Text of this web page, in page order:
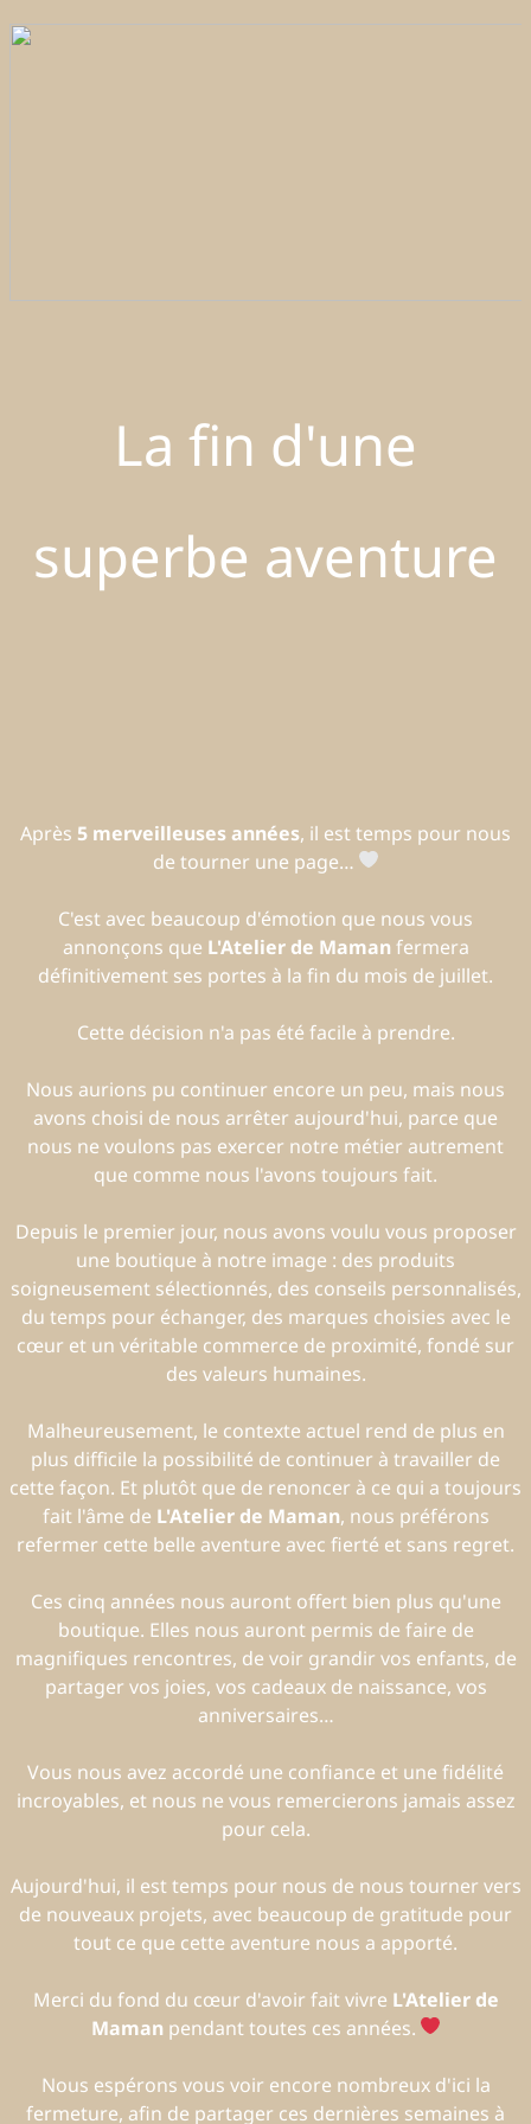
La fin d'une
superbe aventure
Après 5 merveilleuses années, il est temps pour nous
de tourner une page…
C'est avec beaucoup d'émotion que nous vous
annonçons que L'Atelier de Maman fermera
définitivement ses portes à la fin du mois de juillet.
Cette décision n'a pas été facile à prendre.
Nous aurions pu continuer encore un peu, mais nous
avons choisi de nous arrêter aujourd'hui, parce que
nous ne voulons pas exercer notre métier autrement
que comme nous l'avons toujours fait.
Depuis le premier jour, nous avons voulu vous proposer
une boutique à notre image : des produits
soigneusement sélectionnés, des conseils personnalisés,
du temps pour échanger, des marques choisies avec le
cœur et un véritable commerce de proximité, fondé sur
des valeurs humaines.
Malheureusement, le contexte actuel rend de plus en
plus difficile la possibilité de continuer à travailler de
cette façon. Et plutôt que de renoncer à ce qui a toujours
fait l'âme de L'Atelier de Maman, nous préférons
refermer cette belle aventure avec fierté et sans regret.
Ces cinq années nous auront offert bien plus qu'une
boutique. Elles nous auront permis de faire de
magnifiques rencontres, de voir grandir vos enfants, de
partager vos joies, vos cadeaux de naissance, vos
anniversaires…
Vous nous avez accordé une confiance et une fidélité
incroyables, et nous ne vous remercierons jamais assez
pour cela.
Aujourd'hui, il est temps pour nous de nous tourner vers
de nouveaux projets, avec beaucoup de gratitude pour
tout ce que cette aventure nous a apporté.
Merci du fond du cœur d'avoir fait vivre L'Atelier de
Maman pendant toutes ces années.
Nous espérons vous voir encore nombreux d'ici la
fermeture, afin de partager ces dernières semaines à